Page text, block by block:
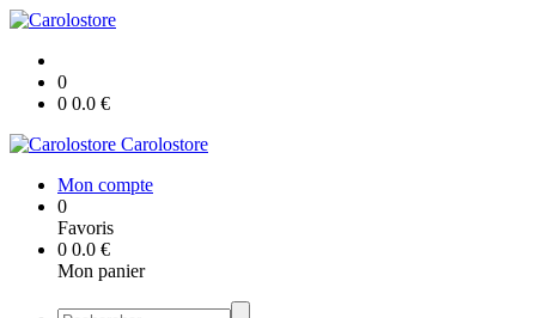
0
0 0.0 €
Carolostore
Mon compte
0
Favoris
0 0.0 €
Mon panier